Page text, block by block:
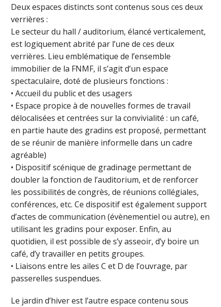
Deux espaces distincts sont contenus sous ces deux
verrières :
Le secteur du hall / auditorium, élancé verticalement,
est logiquement abrité par l’une de ces deux
verrières. Lieu emblématique de l’ensemble
immobilier de la FNMF, il s’agit d’un espace
spectaculaire, doté de plusieurs fonctions :
• Accueil du public et des usagers
• Espace propice à de nouvelles formes de travail
délocalisées et centrées sur la convivialité : un café,
en partie haute des gradins est proposé, permettant
de se réunir de manière informelle dans un cadre
agréable)
• Dispositif scénique de gradinage permettant de
doubler la fonction de l’auditorium, et de renforcer
les possibilités de congrès, de réunions collégiales,
conférences, etc. Ce dispositif est également support
d’actes de communication (évènementiel ou autre), en
utilisant les gradins pour exposer. Enfin, au
quotidien, il est possible de s’y asseoir, d’y boire un
café, d’y travailler en petits groupes.
• Liaisons entre les ailes C et D de l’ouvrage, par
passerelles suspendues.
Le jardin d’hiver est l’autre espace contenu sous